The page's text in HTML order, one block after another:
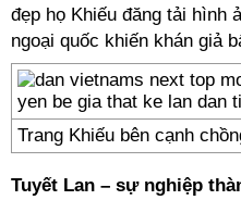
đẹp họ Khiếu đăng tải hình
ngoại quốc khiến khán giả
Trang Khiếu bên cạnh
Tuyết Lan – sự nghiệp